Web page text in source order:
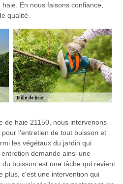
En nous faisons confiance,
qualité.
de haie 21150, nous intervenons
l’entretien de tout buisson et
les végétaux du jardin qui
demande ainsi une
buisson est une tâche qui revient
plus, c'est une intervention qui